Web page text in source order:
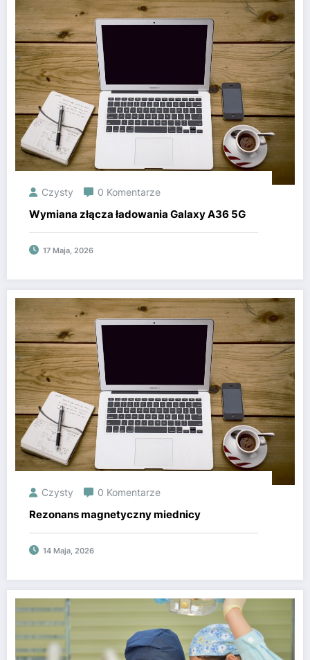
Czysty 0 Komentarze
Wymiana złącza ładowania Galaxy A36 5G
17 Maja, 2026
Czysty 0 Komentarze
Rezonans magnetyczny miednicy
14 Maja, 2026